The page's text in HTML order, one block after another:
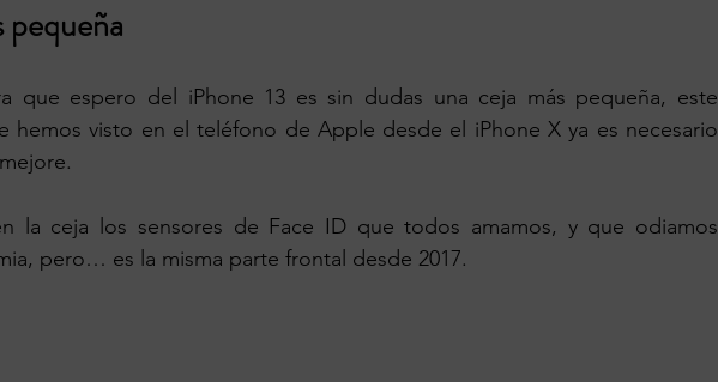
pequeña
que espero del iPhone 13 es sin dudas una ceja más pequeña, este
hemos visto en el teléfono de Apple desde el iPhone X ya es necesario
la ceja los sensores de Face ID que todos amamos, y que odiamos
pero… es la misma parte frontal desde 2017.